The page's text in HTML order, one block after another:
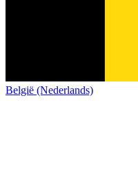
België (Nederlands)